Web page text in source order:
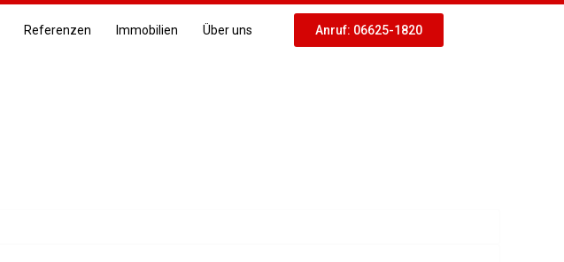
Referenzen Immobilien Über uns Anruf: 06625-1820